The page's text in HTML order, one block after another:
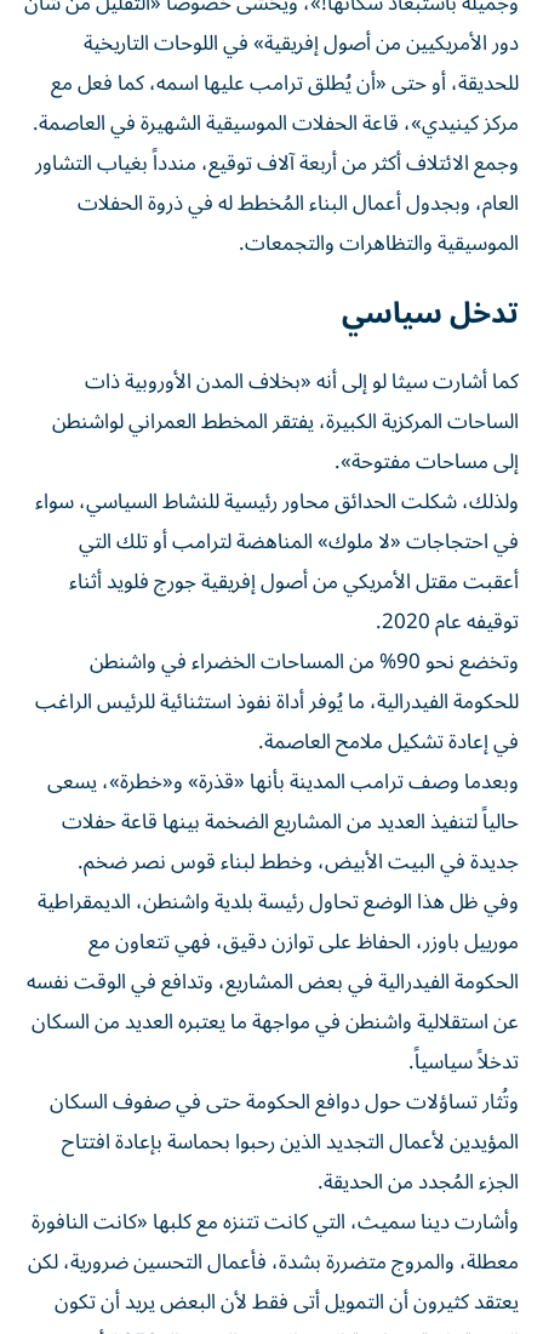
دور الأمريكيين من أصول إفريقية» في اللوحات التاريخية
للحديقة، أو حتى «أن يُطلق ترامب عليها اسمه، كما فعل مع
مركز كينيدي»، قاعة الحفلات الموسيقية الشهيرة في العاصمة.
وجمع الائتلاف أكثر من أربعة آلاف توقيع، مندداً بغياب التشاور
العام، وبجدول أعمال البناء المُخطط له في ذروة الحفلات
الموسيقية والتظاهرات والتجمعات.
تدخل سياسي
كما أشارت سيثا لو إلى أنه «بخلاف المدن الأوروبية ذات
الساحات المركزية الكبيرة، يفتقر المخطط العمراني لواشنطن
إلى مساحات مفتوحة».
ولذلك، شكلت الحدائق محاور رئيسية للنشاط السياسي، سواء
في احتجاجات «لا ملوك» المناهضة لترامب أو تلك التي
أعقبت مقتل الأمريكي من أصول إفريقية جورج فلويد أثناء
توقيفه عام 2020.
وتخضع نحو 90% من المساحات الخضراء في واشنطن
للحكومة الفيدرالية، ما يُوفر أداة نفوذ استثنائية للرئيس الراغب
في إعادة تشكيل ملامح العاصمة.
وبعدما وصف ترامب المدينة بأنها «قذرة» و«خطرة»، يسعى
حالياً لتنفيذ العديد من المشاريع الضخمة بينها قاعة حفلات
جديدة في البيت الأبيض، وخطط لبناء قوس نصر ضخم.
وفي ظل هذا الوضع تحاول رئيسة بلدية واشنطن، الديمقراطية
مورييل باوزر، الحفاظ على توازن دقيق، فهي تتعاون مع
الحكومة الفيدرالية في بعض المشاريع، وتدافع في الوقت نفسه
عن استقلالية واشنطن في مواجهة ما يعتبره العديد من السكان
تدخلاً سياسياً.
وتُثار تساؤلات حول دوافع الحكومة حتى في صفوف السكان
المؤيدين لأعمال التجديد الذين رحبوا بحماسة بإعادة افتتاح
الجزء المُجدد من الحديقة.
وأشارت دينا سميث، التي كانت تتنزه مع كلبها «كانت النافورة
معطلة، والمروج متضررة بشدة، فأعمال التحسين ضرورية، لكن
يعتقد كثيرون أن التمويل أتى فقط لأن البعض يريد أن تكون